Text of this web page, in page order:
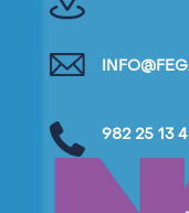
982 25 13